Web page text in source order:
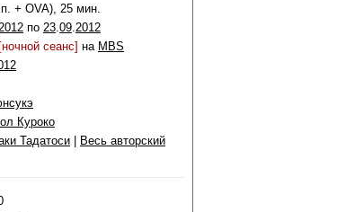
+ OVA), 25 мин.
по 23.09.2012
[ночной сеанс] на MBS
Куроко
Тадатоси
Весь авторский